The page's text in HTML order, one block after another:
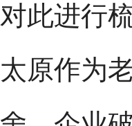
对此进行
太原作为